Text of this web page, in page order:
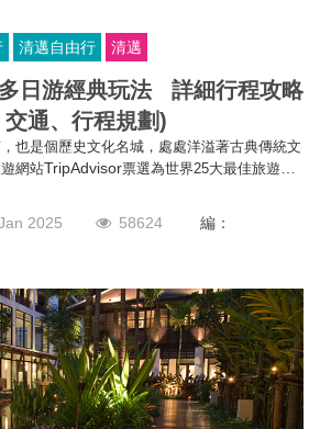
清邁自由行 清邁
多日游經典玩法 詳細行程攻略
通、行程規劃​)​​​​​​​
也是個歷史文化名城，處處洋溢著古典傳統文
網站TripAdvisor票選為世界25大最佳旅遊
整理了清邁的三日遊經典玩法，計劃出行的朋
2025 58624
編：